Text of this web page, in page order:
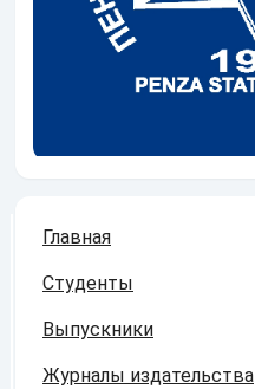
Главная
Студенты
Выпускники
Журналы издательства